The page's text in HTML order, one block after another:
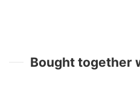
Bought together